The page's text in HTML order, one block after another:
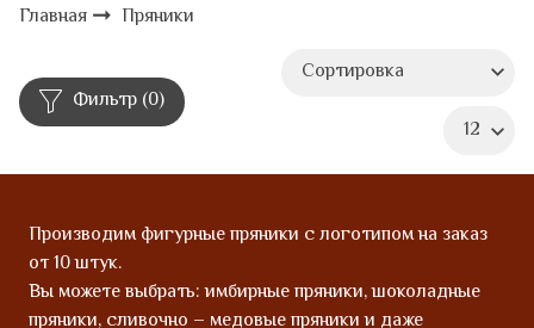
Главная
Пряники
Фильтр (0)
Производим фигурные пряники с логотипом на заказ
от 10 штук.
Вы можете выбрать: имбирные пряники, шоколадные
пряники, сливочно – медовые пряники и даже